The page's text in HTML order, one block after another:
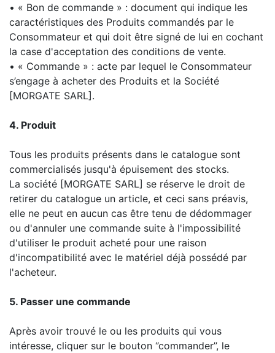
• « Bon de commande » : document qui indique les
caractéristiques des Produits commandés par le
Consommateur et qui doit être signé de lui en cochant
la case d'acceptation des conditions de vente.
• « Commande » : acte par lequel le Consommateur
s’engage à acheter des Produits et la Société
[MORGATE SARL].
4. Produit
Tous les produits présents dans le catalogue sont
commercialisés jusqu'à épuisement des stocks.
La société [MORGATE SARL] se réserve le droit de
retirer du catalogue un article, et ceci sans préavis,
elle ne peut en aucun cas être tenu de dédommager
ou d'annuler une commande suite à l'impossibilité
d'utiliser le produit acheté pour une raison
d'incompatibilité avec le matériel déjà possédé par
l'acheteur.
5. Passer une commande
Après avoir trouvé le ou les produits qui vous
intéresse, cliquer sur le bouton ‘’commander’’, le